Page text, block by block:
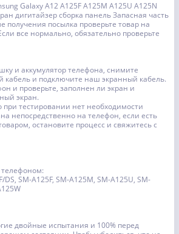
Galaxy A12 A125F A125M A125U A125N
дигитайзер сборка панель Запасная часть
получения посылка проверьте товар на
все нормально, обязательно проверьте
и аккумулятор телефона, снимите
кабель и подключите наш экранный кабель.
и проверьте, заполнен ли экран и
экран.
тестировании нет необходимости
непосредственно на телефон, если есть
остановите процесс и свяжитесь с
DS, SM-A125F, SM-A125M, SM-A125U, SM-
двойные испытания и 100% перед